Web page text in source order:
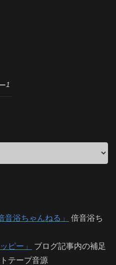
1
浴ちゃんねる」
倍音浴ち
ピー」
ブログ記事内の補足
テープ音源